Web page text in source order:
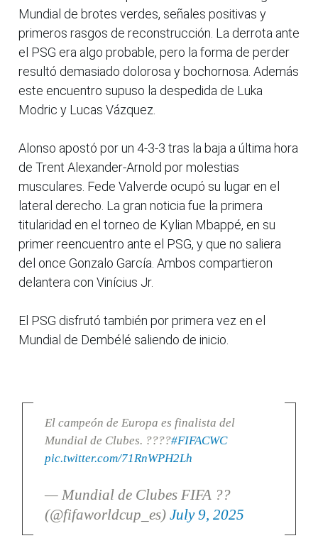
Mundial de brotes verdes, señales positivas y
primeros rasgos de reconstrucción. La derrota ante
el PSG era algo probable, pero la forma de perder
resultó demasiado dolorosa y bochornosa. Además
este encuentro supuso la despedida de Luka
Modric y Lucas Vázquez.
Alonso apostó por un 4-3-3 tras la baja a última hora
de Trent Alexander-Arnold por molestias
musculares. Fede Valverde ocupó su lugar en el
lateral derecho. La gran noticia fue la primera
titularidad en el torneo de Kylian Mbappé, en su
primer reencuentro ante el PSG, y que no saliera
del once Gonzalo García. Ambos compartieron
delantera con Vinícius Jr.
El PSG disfrutó también por primera vez en el
Mundial de Dembélé saliendo de inicio.
El campeón de Europa es finalista del
Mundial de Clubes. ????#FIFACWC
pic.twitter.com/71RnWPH2Lh
— Mundial de Clubes FIFA ??
(@fifaworldcup_es) July 9, 2025